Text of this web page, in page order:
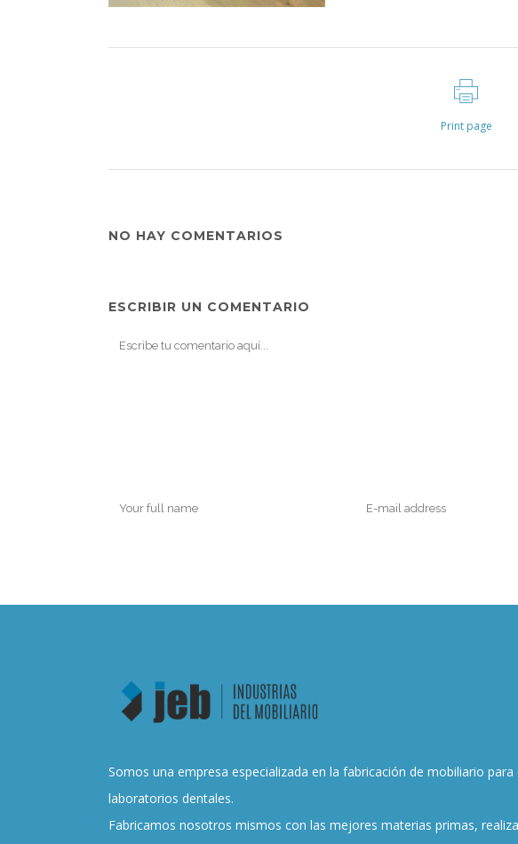
Print page
NO HAY COMENTARIOS
ESCRIBIR UN COMENTARIO
Somos una empresa especializada en la fabricación de mobiliario para
laboratorios dentales.
Fabricamos nosotros mismos con las mejores materias primas,